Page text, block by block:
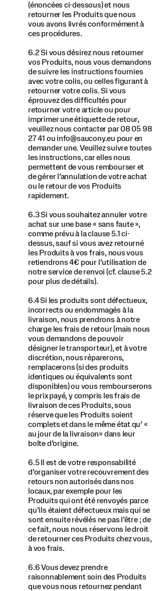
(énoncées ci-dessous) et nous
retourner les Produits que nous
vous avons livrés conformément à
ces procédures.
6.2 Si vous désirez nous retourner
vos Produits, nous vous demandons
de suivre les instructions fournies
avec votre colis, ou celles figurant à
retourner votre colis. Si vous
éprouvez des difficultés pour
retourner votre article ou pour
imprimer une étiquette de retour,
veuillez nous contacter par 08 05 98
27 41 ou info@saucony.eu pour en
demander une. Veuillez suivre toutes
les instructions, car elles nous
permettent de vous rembourser et
de gérer l’annulation de votre achat
ou le retour de vos Produits
rapidement.
6.3 Si vous souhaitez annuler votre
achat sur une base « sans faute »,
comme prévu à la clause 5.1 ci-
dessus, sauf si vous avez retourné
les Produits à vos frais, nous vous
retiendrons 4€ pour l’utilisation de
notre service de renvoi (cf. clause 5.2
pour plus de détails).
6.4 Si les produits sont défectueux,
incorrects ou endommagés à la
livraison, nous prendrons à notre
charge les frais de retour (mais nous
vous demandons de pouvoir
désigner le transporteur), et à votre
discrétion, nous réparerons,
remplacerons (si des produits
identiques ou équivalents sont
disponibles) ou vous rembourserons
le prix payé, y compris les frais de
livraison de ces Produits, sous
réserve que les Produits soient
complets et dans le même état qu’ «
au jour de la livraison» dans leur
boîte d’origine.
6.5 Il est de votre responsabilité
d’organiser votre recouvrement des
retours non autorisés dans nos
locaux, par exemple pour les
Produits qui ont été renvoyés parce
qu’ils étaient défectueux mais qui se
sont ensuite révélés ne pas l’être ; de
ce fait, nous nous réservons le droit
de retourner ces Produits chez vous,
à vos frais.
6.6 Vous devez prendre
raisonnablement soin des Produits
que vous nous retournez pendant